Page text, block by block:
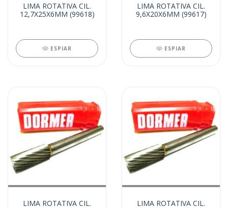
LIMA ROTATIVA CIL.
12,7X25X6MM (99618)
ESPIAR
LIMA ROTATIVA CIL.
9,6X20X6MM (99617)
ESPIAR
LIMA ROTATIVA CIL.
LIMA ROTATIVA CIL.